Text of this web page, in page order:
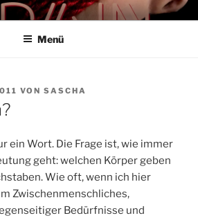
PAIN
Kinky Lifestyle
Menü
VON SASCHA
ein Wort. Die Frage ist, wie immer
geht: welchen Körper geben
Wie oft, wenn ich hier
Zwischenmenschliches,
Bedürfnisse und